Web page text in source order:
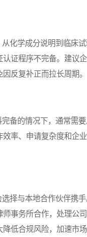
学成分说明到临床
证程序不完备。建议
反复补正而拉长周期。
的情况下，通常需
率、申请复杂度和企
与本地合作伙伴携
事务所合作，处理公
低合规风险，加速市